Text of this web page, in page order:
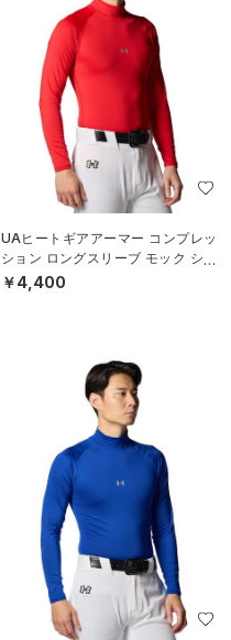
UAヒートギアアーマー コンプレッ
ション ロングスリーブ モック シャ
ツ（ベースボール/MEN）
￥4,400